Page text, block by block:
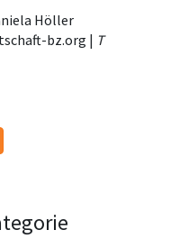
Höller
bz.org | T
FEEDS